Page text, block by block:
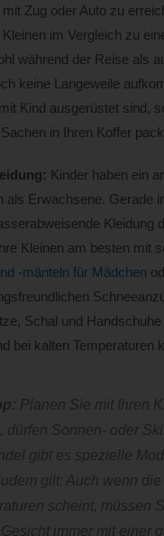
Zug oder Auto zu
im Vergleich zu
während der Reise als
keine Langeweile
Kind ausgerüstet sind,
in Ihren Koffer
Kinder haben ein
als Erwachsene. Gerade
Kleidung
Kleinen am besten mit
-mänteln für Mädchen
Schal und Handschuhe
bei kalten Temperaturen
Planen Sie mit Ihren
dürfen Sonnen- oder
gibt es spezielle
gilt: Auch wenn
scheint, müssen
immer mit einer